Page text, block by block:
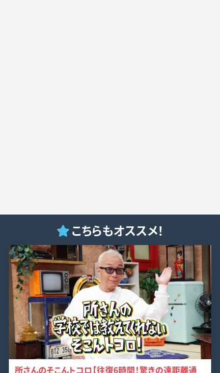
こちらもオススメ！
所さんのそこんトコロ【往復6時間！驚きの遠距離通